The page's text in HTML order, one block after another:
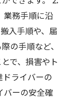
業務手順に沿
入手順や、届
の手順など、
で、損害やト
ドライバーの
バーの安全確